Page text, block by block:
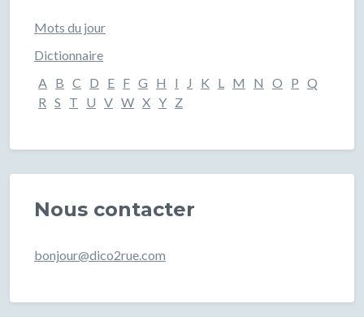
Mots du jour
Dictionnaire
A B C D E F G H I J K L M N O P Q
R S T U V W X Y Z
Nous contacter
bonjour@dico2rue.com